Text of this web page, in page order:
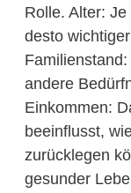
Rolle. Alter:
desto
andere
Einkommen:
beeinflusst,
zurücklegen
gesunder